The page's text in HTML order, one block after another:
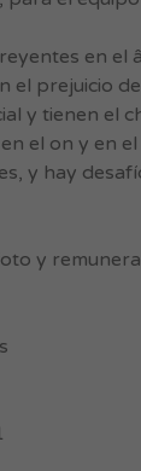
en
el prejuicio
y tienen el
el on y en
y hay
y